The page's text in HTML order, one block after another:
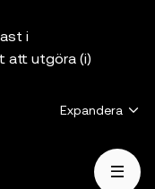
i
att utgöra (i)
redovisningsmässig
Expandera